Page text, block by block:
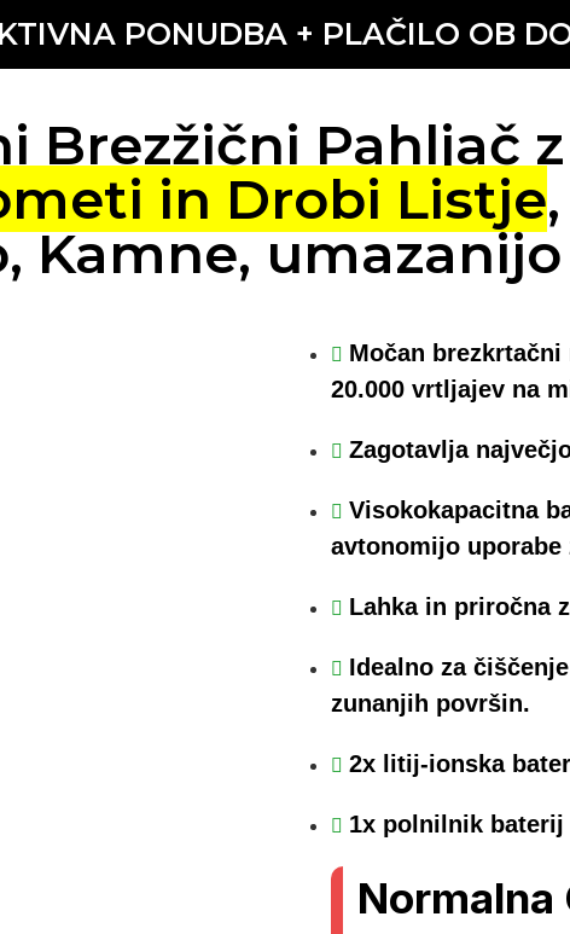
PONUDBA + PLAČILO OB
Brezžični Pahljač
in Drobi Listje
Kamne,
Močan
20.000 vrtljajev na
Zagotavlja
Visokokapacitna
avtonomijo uporabe
Lahka in priročna
Idealno za
zunanjih površin.
2x litij-ionska
1x polnilnik baterij
Normalna